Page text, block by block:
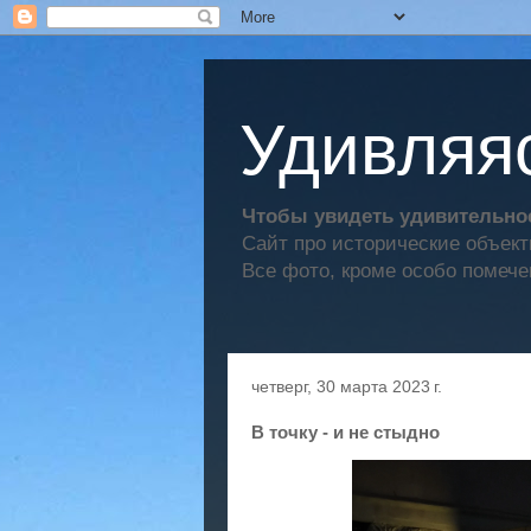
Чтобы увидеть
Сайт про исторические
Все фото, кроме особо
четверг, 30 марта 2023 г.
В точку - и не стыдно